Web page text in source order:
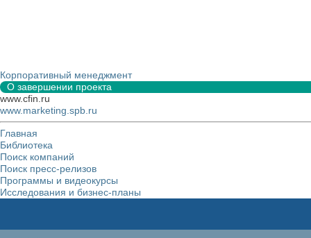
Корпоративный менеджмент
О завершении проекта
www.cfin.ru
www.marketing.spb.ru
Главная
Библиотека
Поиск компаний
Поиск пресс-релизов
Программы и видеокурсы
Исследования и бизнес-планы